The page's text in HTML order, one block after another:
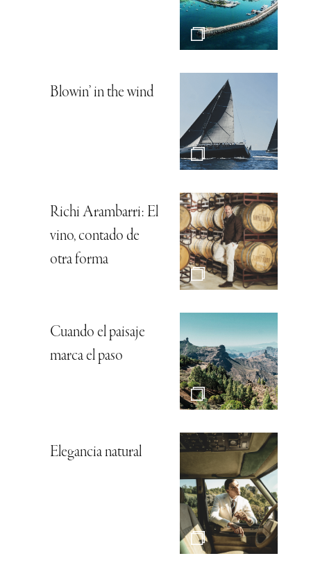
Blowin’ in the wind
Richi Arambarri: El
vino, contado de
otra forma
Cuando el paisaje
marca el paso
Elegancia natural